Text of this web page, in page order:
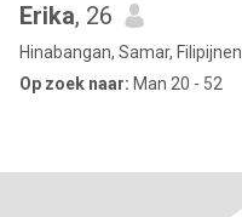
Erika, 26
Hinabangan, Samar, Filipijnen
Op zoek naar: Man 20 - 52